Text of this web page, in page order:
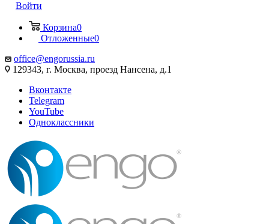
Войти
Корзина0
Отложенные0
office@engorussia.ru
129343, г. Москва, проезд Нансена, д.1
Вконтакте
Telegram
YouTube
Одноклассники